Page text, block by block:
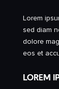
Lorem
sed diam
dolore
eos et
LOREM